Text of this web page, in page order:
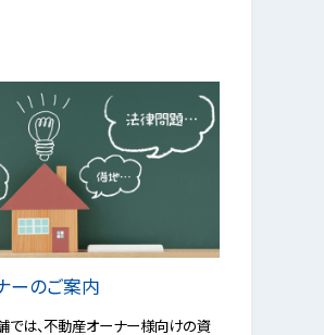
ーのご案内
は、不動産オーナー様向けの資